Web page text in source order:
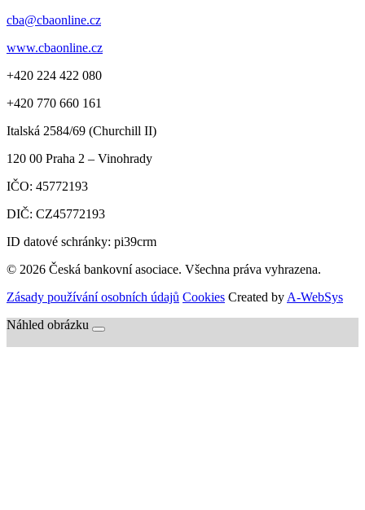
cba@cbaonline.cz
www.cbaonline.cz
+420 224 422 080
+420 770 660 161
Italská 2584/69 (Churchill II)
120 00 Praha 2 – Vinohrady
IČO: 45772193
DIČ: CZ45772193
ID datové schránky: pi39crm
© 2026 Česká bankovní asociace. Všechna práva vyhrazena.
Zásady používání osobních údajů Cookies Created by A-WebSys
Náhled obrázku